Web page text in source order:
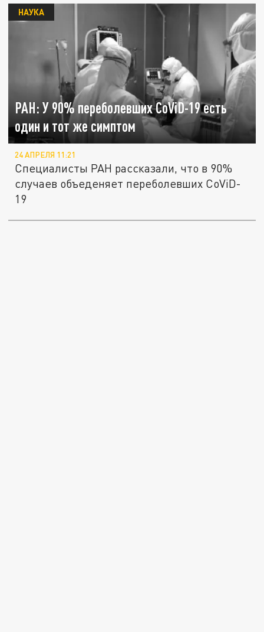
РАН: У 90% переболевших CoViD-19 есть
один и тот же симптом
НАУКА
24 АПРЕЛЯ 11:21
Специалисты РАН рассказали, что в 90%
случаев объеденяет переболевших CoViD-
19